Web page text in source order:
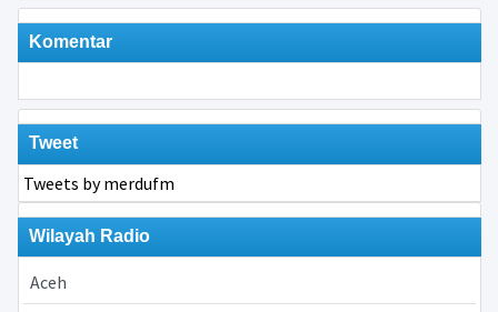
Komentar
Tweet
Tweets by merdufm
Wilayah Radio
Aceh